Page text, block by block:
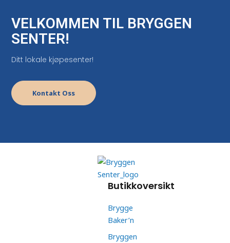
VELKOMMEN TIL BRYGGEN
SENTER!
Ditt lokale kjøpesenter!
Kontakt Oss
Butikkoversikt
Brygge
Baker’n
Bryggen